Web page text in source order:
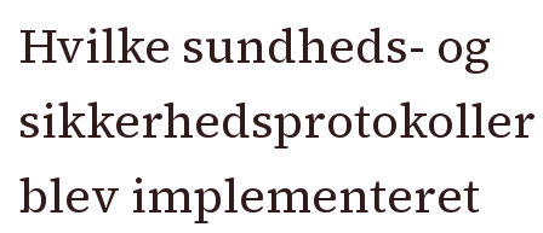
Hvilke sundheds- og
sikkerhedsprotokoller
blev implementeret